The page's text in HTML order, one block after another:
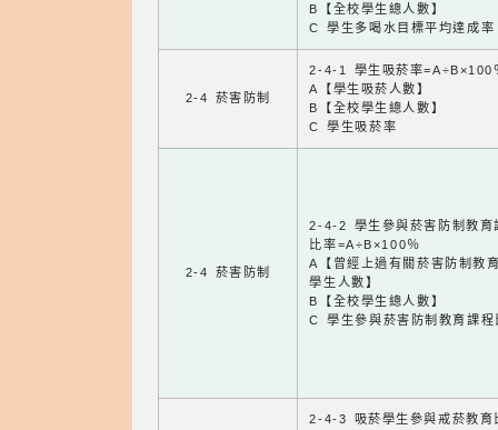
B【全校學生總人數】
C 學生多喝水目標平均達成率
2-4 菸害防制
2-4-1 學生吸菸率=A÷B×100
A【學生吸菸人數】
B【全校學生總人數】
C 學生吸菸率
2-4 菸害防制
2-4-2 學生參與菸害防制教育
比率=A÷B×100％
A【曾經上過有關菸害防制教
學生人數】
B【全校學生總人數】
C 學生參與菸害防制教育課程
2-4-3 吸菸學生參與戒菸教育